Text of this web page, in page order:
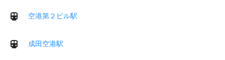
空港第２ビル駅
成田空港駅